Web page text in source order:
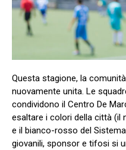
Questa stagione, la
nuovamente unita. Le
condividono il Centro De
esaltare i colori della città (il
e il bianco-rosso del
giovanili, sponsor e tifosi si